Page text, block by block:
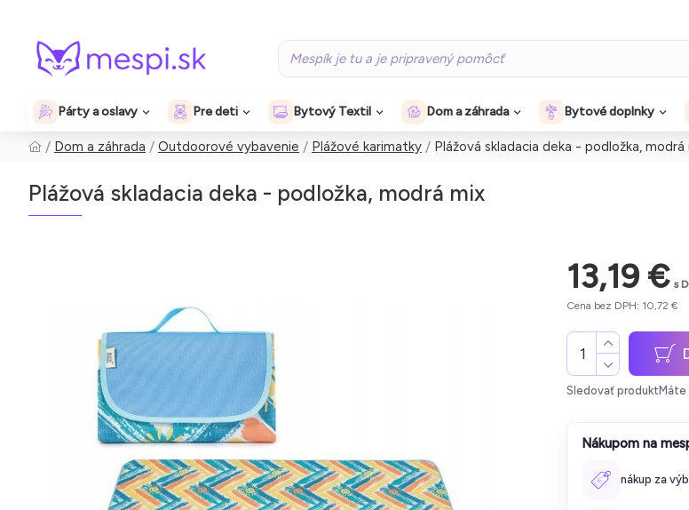
Párty a oslavy Pre deti Bytový Textil Dom a záhrada Bytové doplnky
Dom a záhrada Outdoorové vybavenie Plážové karimatky Plážová skladacia deka - podložka, modrá
Plážová skladacia deka - podložka, modrá mix
13,19 € s
Cena bez DPH: 10,72 €
Sledovať produkt
Nákupom na
nákup za